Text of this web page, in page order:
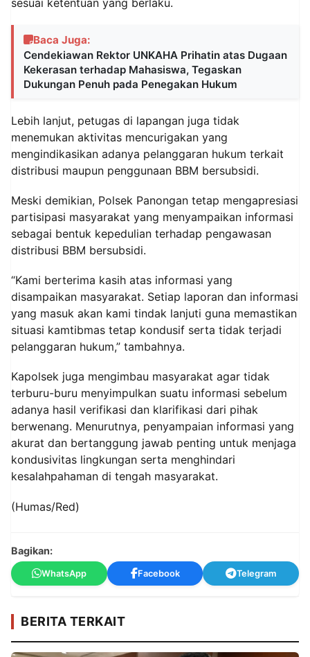
Baca Juga:
Cendekiawan Rektor UNKAHA Prihatin atas Dugaan
Kekerasan terhadap Mahasiswa, Tegaskan
Dukungan Penuh pada Penegakan Hukum
Lebih lanjut, petugas di lapangan juga tidak
menemukan aktivitas mencurigakan yang
mengindikasikan adanya pelanggaran hukum terkait
distribusi maupun penggunaan BBM bersubsidi.
Meski demikian, Polsek Panongan tetap mengapresiasi
partisipasi masyarakat yang menyampaikan informasi
sebagai bentuk kepedulian terhadap pengawasan
distribusi BBM bersubsidi.
“Kami berterima kasih atas informasi yang
disampaikan masyarakat. Setiap laporan dan informasi
yang masuk akan kami tindak lanjuti guna memastikan
situasi kamtibmas tetap kondusif serta tidak terjadi
pelanggaran hukum,” tambahnya.
Kapolsek juga mengimbau masyarakat agar tidak
terburu-buru menyimpulkan suatu informasi sebelum
adanya hasil verifikasi dan klarifikasi dari pihak
berwenang. Menurutnya, penyampaian informasi yang
akurat dan bertanggung jawab penting untuk menjaga
kondusivitas lingkungan serta menghindari
kesalahpahaman di tengah masyarakat.
(Humas/Red)
Bagikan:
WhatsApp Facebook Telegram
BERITA TERKAIT